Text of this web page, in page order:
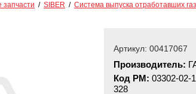
SIBER
Система выпуска отработавших
Артикул: 00417067
Производитель:
Код РМ: 03302-02-
328